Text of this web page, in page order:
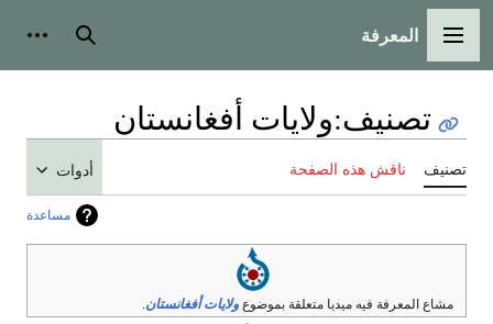
القائمة الرئيسية
المعرفة بحث
تصنيف:ولايات أفغانستان
تصنيف ناقش هذه الصفحة أدوات
مساعدة
مشاع المعرفة فيه ميديا متعلقة بموضوعولايات أفغانستان.